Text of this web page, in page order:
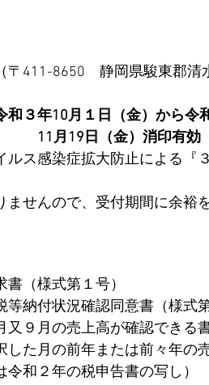
411-8650　静岡県駿東郡清
和３年10月１日（金）から
金）消印有効
ス感染症拡大防止による『
せんので、受付期間に余裕
書（様式第１号）
等納付状況確認同意書（様式
又９月の売上高が確認できる
した月の前年または前々年の
和２年の税申告書の写し）